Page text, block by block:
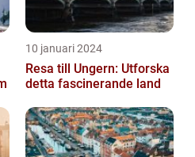
10 januari 2024
Resa till Ungern: Utforska
detta fascinerande land